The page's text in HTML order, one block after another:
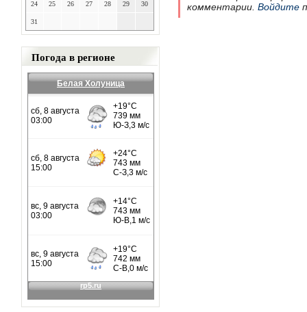
24 25 26 27 28 29 30
31
Погода в регионе
Белая Холуница
комментарии. Войдите